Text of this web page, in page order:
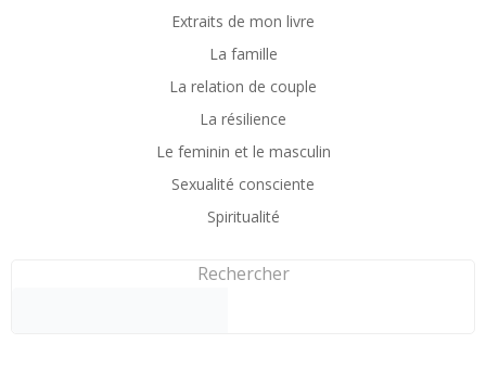
Extraits de mon livre
La famille
La relation de couple
La résilience
Le feminin et le masculin
Sexualité consciente
Spiritualité
Rechercher